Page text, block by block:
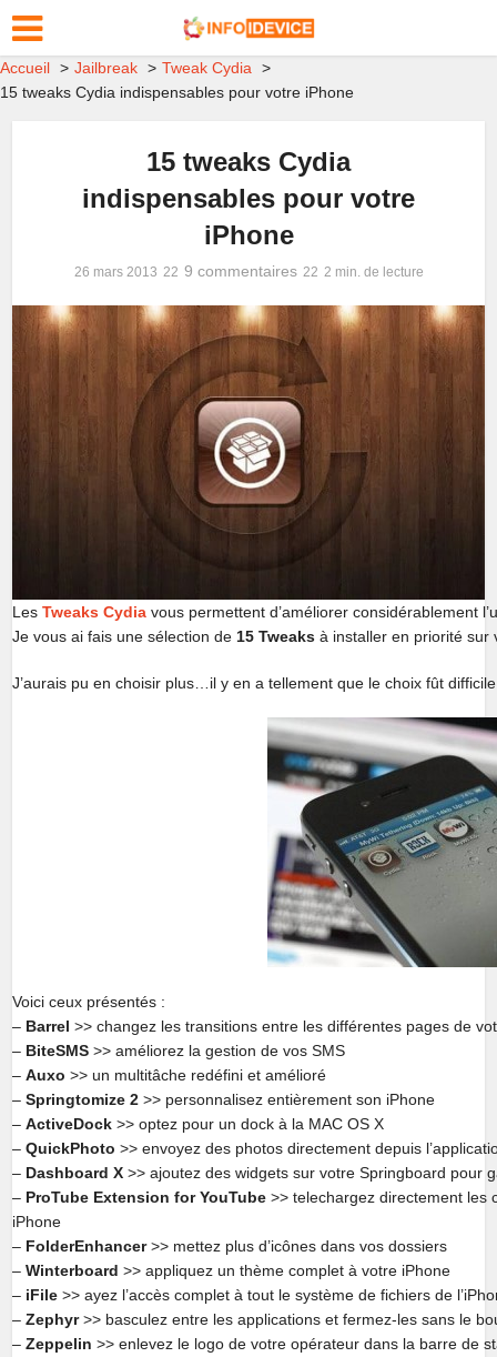
Accueil Jailbreak
Tweak Cydia
15 tweaks Cydia indispensables pour votre iPhone
15 tweaks Cydia
indispensables pour votre
iPhone
26 mars 2013 9 commentaires 2 min. de lecture
LesTweaks Cydia vous permettent d’améliorer considérablement
Je vous ai fais une sélection de 15 Tweaks à installer en priorité sur
J’aurais pu en choisir plus…il y en a tellement que le choix fût
Voici ceux présentés :
– Barrel >> changez les transitions entre les différentes pages de
– BiteSMS >> améliorez la gestion de vos SMS
–Auxo >> un multitâche redéfini et amélioré
–Springtomize 2 >> personnalisez entièrement son iPhone
–ActiveDock >> optez pour un dock à la MAC OS X
–QuickPhoto >> envoyez des photos directement depuis
– Dashboard X >> ajoutez des widgets sur votre Springboard pour
– ProTube Extension for YouTube >> telechargez directement les
iPhone
– FolderEnhancer>> mettez plus d’icônes dans vos dossiers
–Winterboard >> appliquez un thème complet à votre iPhone
– iFile >> ayez l’accès complet à tout le système de fichiers de
–Zephyr>> basculez entre les applications et fermez-les sans le
–Zeppelin >> enlevez le logo de votre opérateur dans la barre de